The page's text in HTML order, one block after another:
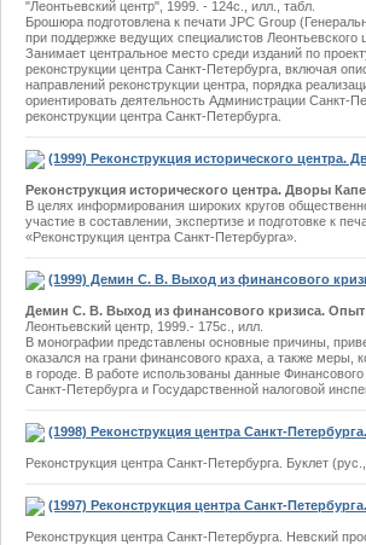
"Леонтьевский центр", 1999. - 124с., илл., табл.
Брошюра подготовлена к печати JPC Group
при поддержке ведущих специалистов
Занимает центральное место среди изданий по
реконструкции центра Санкт-Петербурга, включая
направлений реконструкции центра, порядка
ориентировать деятельность Администрации Санкт-
реконструкции центра Санкт-Петербурга.
(1999) Реконструкция исторического центра.
Реконструкция исторического центра. Дворы
В целях информирования широких кругов
участие в составлении, экспертизе и подготовке к
«Реконструкция центра Санкт-Петербурга».
(1999) Демин С. В. Выход из финансового
Демин С. В. Выход из финансового кризиса. Опыт
Леонтьевский центр, 1999.- 175с., илл.
В монографии представлены основные причины,
оказался на грани финансового краха, а также
в городе. В работе использованы данные
Санкт-Петербурга и Государственной налоговой
(1998) Реконструкция центра Санкт-
Реконструкция центра Санкт-Петербурга. Буклет
(1997) Реконструкция центра Санкт-
Реконструкция центра Санкт-Петербурга. Невский